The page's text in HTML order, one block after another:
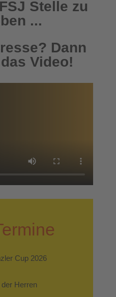
Stelle zu
...
Dann
Video!
Cup 2026
Herren